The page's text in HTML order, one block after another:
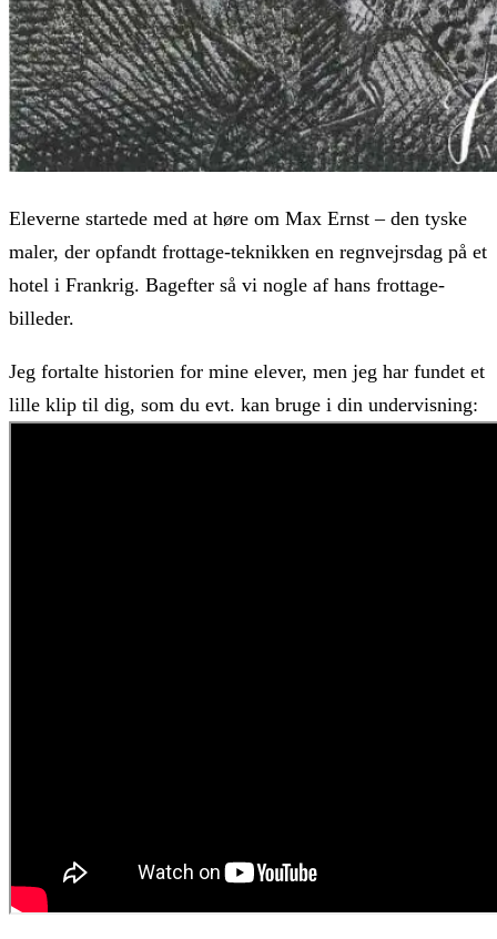
Eleverne startede med at høre om Max Ernst – den tyske
maler, der opfandt frottage-teknikken en regnvejrsdag på et
hotel i Frankrig. Bagefter så vi nogle af hans frottage-
billeder.
Jeg fortalte historien for mine elever, men jeg har fundet et
lille klip til dig, som du evt. kan bruge i din undervisning: